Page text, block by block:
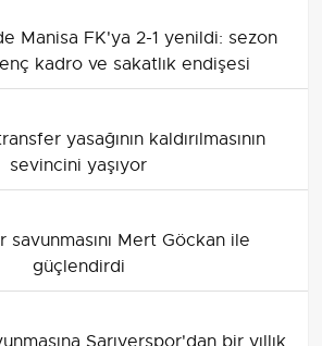
Manisa FK'ya 2-1 yenildi: sezon
kadro ve sakatlık endişesi
yasağının kaldırılmasının
sevincini yaşıyor
savunmasını Mert Göckan ile
güçlendirdi